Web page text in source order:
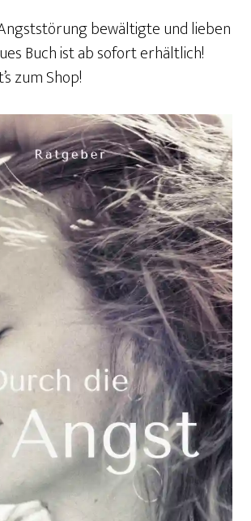
bewältigte und lieben
Buch ist ab sofort erhältlich!
zum Shop!